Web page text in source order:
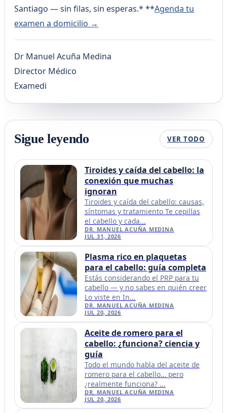
Santiago — sin filas, sin esperas.* **Agenda tu
examen a domicilio →
Dr Manuel Acuña Medina
Director Médico
Examedi
Sigue leyendo VER TODO
Tiroides y caída del cabello: la
conexión que muchas
ignoran
Tiroides y caída del cabello: causas,
síntomas y tratamiento Te cepillas
el cabello y cada...
DR. MANUEL ACUÑA MEDINA
JUL 31, 2026
Plasma rico en plaquetas
para el cabello: guía completa
Estás considerando el PRP para tu
cabello — y no sabes en quién creer
Lo viste en In...
DR. MANUEL ACUÑA MEDINA
JUL 20, 2026
Aceite de romero para el
cabello: ¿funciona? ciencia y
guía
Todo el mundo habla del aceite de
romero para el cabello… pero
¿realmente funciona? ...
DR. MANUEL ACUÑA MEDINA
JUL 20, 2026